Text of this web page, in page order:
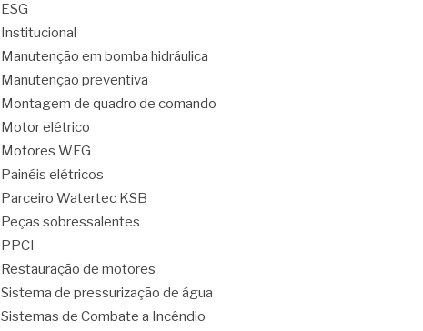
ESG
Institucional
Manutenção em bomba hidráulica
Manutenção preventiva
Montagem de quadro de comando
Motor elétrico
Motores WEG
Painéis elétricos
Parceiro Watertec KSB
Peças sobressalentes
PPCI
Restauração de motores
Sistema de pressurização de água
Sistemas de Combate a Incêndio